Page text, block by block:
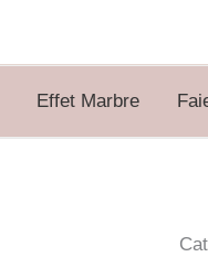
Effet Marbre